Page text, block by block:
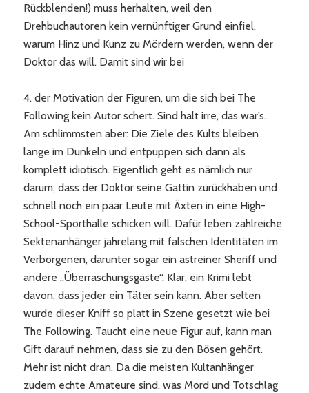
Rückblenden!) muss herhalten, weil den
Drehbuchautoren kein vernünftiger Grund einfiel,
warum Hinz und Kunz zu Mördern werden, wenn der
Doktor das will. Damit sind wir bei
4. der Motivation der Figuren, um die sich bei The
Following kein Autor schert. Sind halt irre, das war’s.
Am schlimmsten aber: Die Ziele des Kults bleiben
lange im Dunkeln und entpuppen sich dann als
komplett idiotisch. Eigentlich geht es nämlich nur
darum, dass der Doktor seine Gattin zurückhaben und
schnell noch ein paar Leute mit Äxten in eine High-
School-Sporthalle schicken will. Dafür leben zahlreiche
Sektenanhänger jahrelang mit falschen Identitäten im
Verborgenen, darunter sogar ein astreiner Sheriff und
andere „Überraschungsgäste“. Klar, ein Krimi lebt
davon, dass jeder ein Täter sein kann. Aber selten
wurde dieser Kniff so platt in Szene gesetzt wie bei
The Following. Taucht eine neue Figur auf, kann man
Gift darauf nehmen, dass sie zu den Bösen gehört.
Mehr ist nicht dran. Da die meisten Kultanhänger
zudem echte Amateure sind, was Mord und Totschlag